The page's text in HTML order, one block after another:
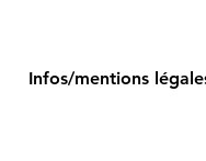
Infos/mentions